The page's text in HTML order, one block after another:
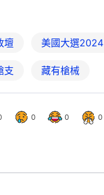
壇 美國大選2024
支 藏有槍械
0 0 0